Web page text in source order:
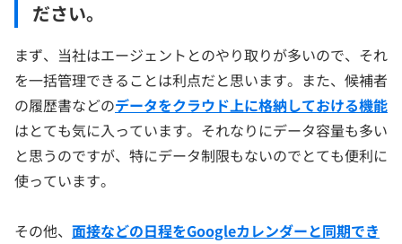
ださい。
まず、当社はエージェントとのやり取りが多いので、それ
を一括管理できることは利点だと思います。また、候補者
の履歴書などのデータをクラウド上に格納しておける機能
はとても気に入っています。それなりにデータ容量も多い
と思うのですが、特にデータ制限もないのでとても便利に
使っています。
その他、 面接などの日程をGoogleカレンダーと同期でき